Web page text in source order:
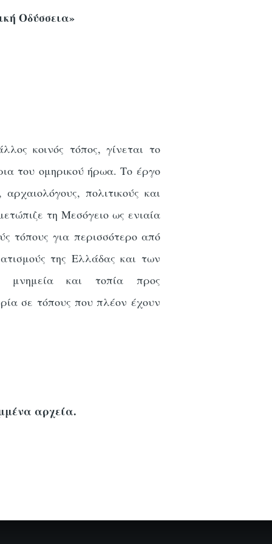
Οδύσσεια»
κοινός τόπος, γίνεται το
του ομηρικού ήρωα. Το έργο
πολιτικούς και
τη Μεσόγειο ως ενιαία
τόπους για περισσότερο από
της Ελλάδας και των
μνημεία και τοπία προς
σε τόπους που πλέον έχουν
αρχεία.